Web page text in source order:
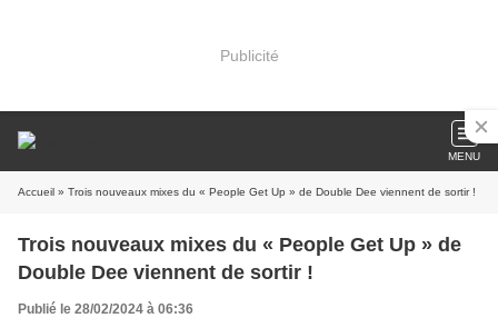
Publicité
MENU
Accueil » Trois nouveaux mixes du « People Get Up » de Double Dee viennent de sortir !
Trois nouveaux mixes du « People Get Up » de
Double Dee viennent de sortir !
Publié le 28/02/2024 à 06:36